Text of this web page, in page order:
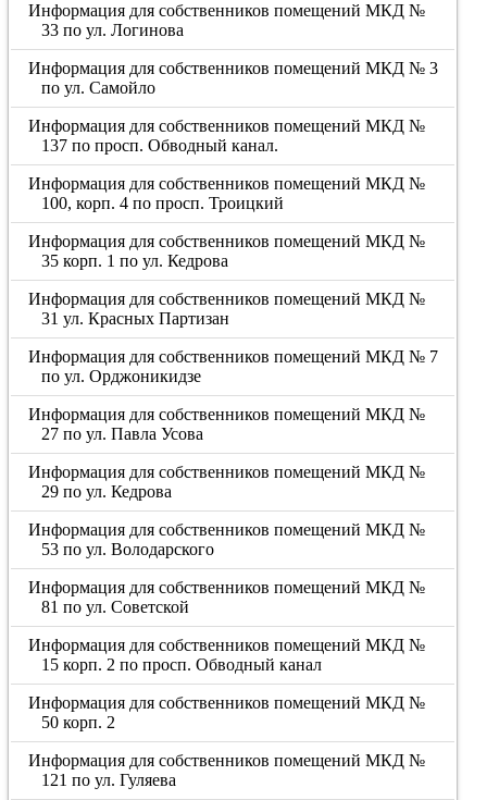
Информация для собственников помещений МКД №
33 по ул. Логинова
Информация для собственников помещений МКД № 3
по ул. Самойло
Информация для собственников помещений МКД №
137 по просп. Обводный канал.
Информация для собственников помещений МКД №
100, корп. 4 по просп. Троицкий
Информация для собственников помещений МКД №
35 корп. 1 по ул. Кедрова
Информация для собственников помещений МКД №
31 ул. Красных Партизан
Информация для собственников помещений МКД № 7
по ул. Орджоникидзе
Информация для собственников помещений МКД №
27 по ул. Павла Усова
Информация для собственников помещений МКД №
29 по ул. Кедрова
Информация для собственников помещений МКД №
53 по ул. Володарского
Информация для собственников помещений МКД №
81 по ул. Советской
Информация для собственников помещений МКД №
15 корп. 2 по просп. Обводный канал
Информация для собственников помещений МКД №
50 корп. 2
Информация для собственников помещений МКД №
121 по ул. Гуляева